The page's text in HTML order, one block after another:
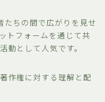
たちの間で広がりを見せ
トフォームを通じて共
動として人気です。
作権に対する理解と配